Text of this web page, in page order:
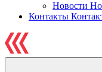
Новости
Контакты